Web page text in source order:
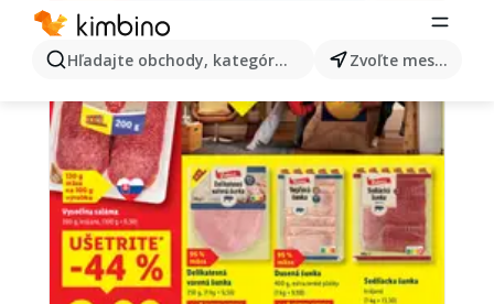
Hľadajte obchody, kategórie, produkty... Zvoľte mesto